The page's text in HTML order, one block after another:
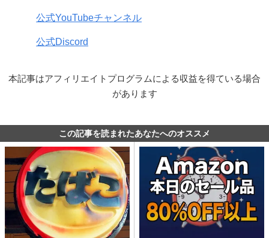
公式YouTubeチャンネル
公式Discord
本記事はアフィリエイトプログラムによる収益を得ている場合
があります
この記事を読まれたあなたへのオススメ